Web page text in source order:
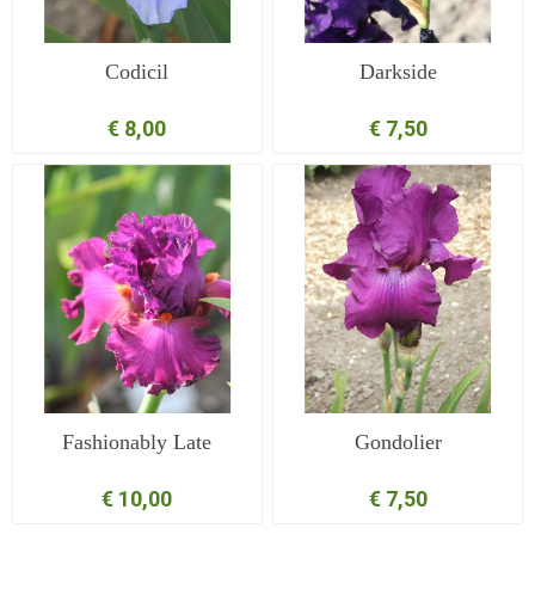
Codicil
€ 8,00
Darkside
€ 7,50
Fashionably Late
€ 10,00
Gondolier
€ 7,50